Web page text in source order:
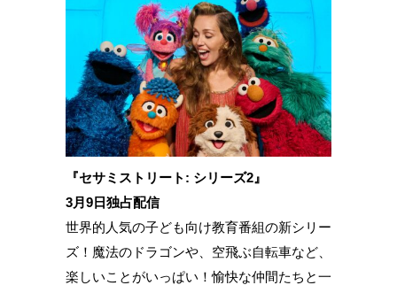
『セサミストリート: シリーズ2』
3月9日独占配信
世界的人気の子ども向け教育番組の新シリー
ズ！魔法のドラゴンや、空飛ぶ自転車など、
楽しいことがいっぱい！愉快な仲間たちと一